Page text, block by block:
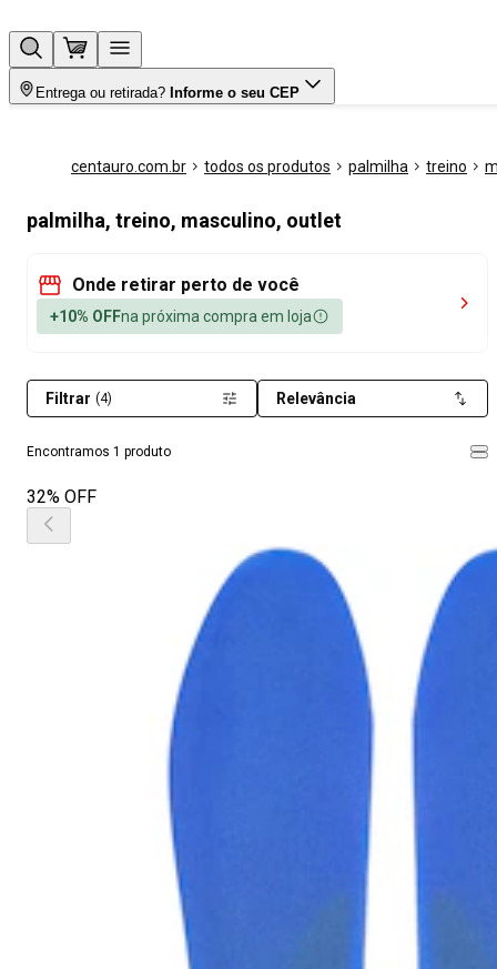
Entrega ou retirada? Informe o seu CEP
centauro.com.br todos os produtos palmilha treino
palmilha, treino, masculino, outlet
Onde retirar perto de você
+10% OFFna próxima compra em loja
Encontramos 1 produto
Filtrar (4) Relevância
32% OFF